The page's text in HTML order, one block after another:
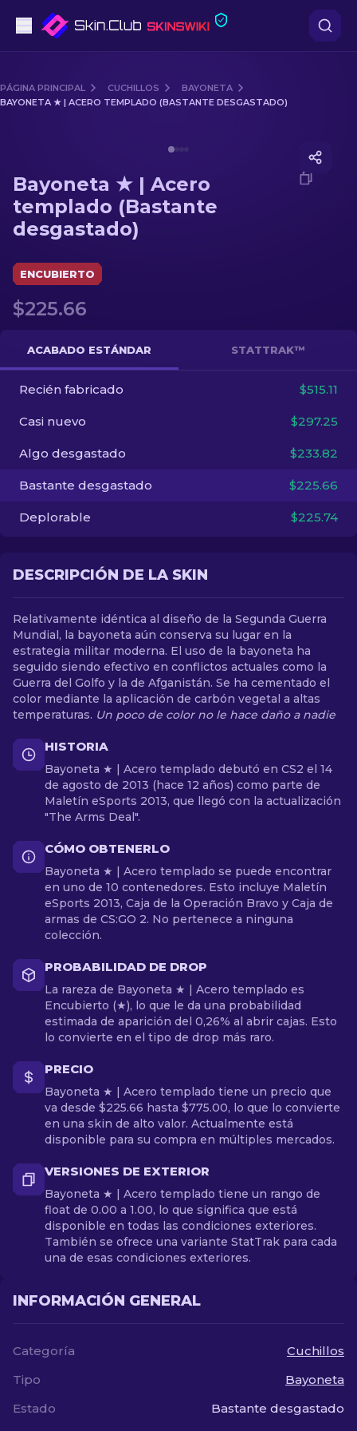
Gama media
Fusiles de Francotirador
Cuchillos
Guantes
Cajas
Otro
ES
PÁGINA PRINCIPAL CUCHILLOS
BAYONETA
BAYONETA ★ | ACERO TEMPLADO (BASTANTE DESGASTADO)
Bayoneta ★ | Acero
templado (Bastante
desgastado)
ENCUBIERTO
$225.66
ACABADO ESTÁNDAR STATTRAK™
Recién fabricado $515.11
Casi nuevo $297.25
Algo desgastado $233.82
Bastante desgastado $225.66
Deplorable $225.74
DESCRIPCIÓN DE LA SKIN
Relativamente idéntica al diseño de la Segunda Guerra
Mundial, la bayoneta aún conserva su lugar en la
estrategia militar moderna. El uso de la bayoneta ha
seguido siendo efectivo en conflictos actuales como la
Guerra del Golfo y la de Afganistán. Se ha cementado el
color mediante la aplicación de carbón vegetal a altas
temperaturas. Un poco de color no le hace daño a nadie
HISTORIA
Bayoneta ★ | Acero templado debutó en CS2 el 14
de agosto de 2013 (hace 12 años) como parte de
Maletín eSports 2013, que llegó con la actualización
"The Arms Deal".
CÓMO OBTENERLO
Bayoneta ★ | Acero templado se puede encontrar
en uno de 10 contenedores. Esto incluye Maletín
eSports 2013, Caja de la Operación Bravo y Caja de
armas de CS:GO 2. No pertenece a ninguna
colección.
PROBABILIDAD DE DROP
La rareza de Bayoneta ★ | Acero templado es
Encubierto (★), lo que le da una probabilidad
estimada de aparición del 0,26% al abrir cajas. Esto
lo convierte en el tipo de drop más raro.
PRECIO
Bayoneta ★ | Acero templado tiene un precio que
va desde $225.66 hasta $775.00, lo que lo convierte
en una skin de alto valor. Actualmente está
disponible para su compra en múltiples mercados.
VERSIONES DE EXTERIOR
Bayoneta ★ | Acero templado tiene un rango de
float de 0.00 a 1.00, lo que significa que está
disponible en todas las condiciones exteriores.
También se ofrece una variante StatTrak para cada
una de esas condiciones exteriores.
INFORMACIÓN GENERAL
Categoría
Cuchillos
Tipo
Bayoneta
Estado
Bastante desgastado